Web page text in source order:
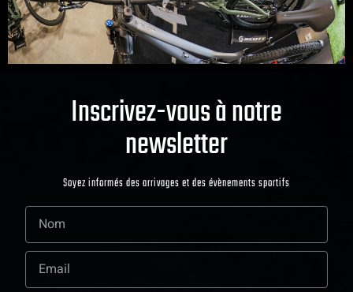
Inscrivez-vous à notre
newsletter
Soyez informés des arrivages et des évènements sportifs